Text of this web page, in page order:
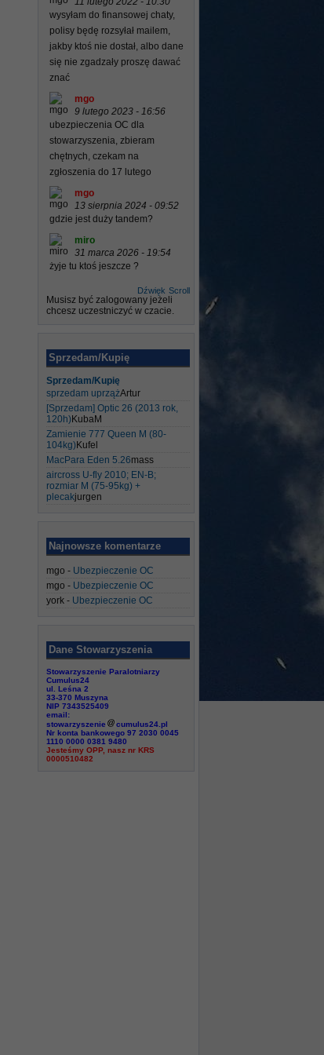
wysyłam do finansowej chaty,
polisy będę rozsyłał mailem,
jakby ktoś nie dostał, albo dane
się nie zgadzały proszę dawać
znać
mgo
9 lutego 2023 - 16:56
ubezpieczenia OC dla
stowarzyszenia, zbieram
chętnych, czekam na
zgłoszenia do 17 lutego
mgo
13 sierpnia 2024 - 09:52
gdzie jest duży tandem?
miro
31 marca 2026 - 19:54
żyje tu ktoś jeszcze ?
Scroll
Dźwięk
Musisz być zalogowany jeżeli
chcesz uczestniczyć w czacie.
Sprzedam/Kupię
Sprzedam/Kupię
sprzedam uprzążArtur
[Sprzedam] Optic 26 (2013 rok,
120h) KubaM
Zamienie 777 Queen M (80-
104kg) Kufel
MacPara Eden 5.26mass
aircross U-fly 2010; EN-B;
rozmiar M (75-95kg) +
plecakjurgen
Najnowsze komentarze
mgo - Ubezpieczenie OC
mgo - Ubezpieczenie OC
york - Ubezpieczenie OC
Dane Stowarzyszenia
Stowarzyszenie Paralotniarzy
Cumulus24
ul. Leśna 2
33-370 Muszyna
NIP 7343525409
email:
stowarzyszenie
cumulus24.pl
Nr konta bankowego 97 2030 0045
1110 0000 0381 9480
Jesteśmy OPP, nasz nr KRS
0000510482